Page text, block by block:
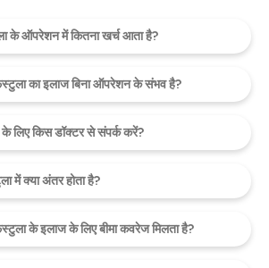
के ऑपरेशन में कितना खर्च आता है?
का इलाज बिना ऑपरेशन के संभव है?
लिए किस डॉक्टर से संपर्क करें?
में क्या अंतर होता है?
के इलाज के लिए बीमा कवरेज मिलता है?